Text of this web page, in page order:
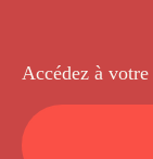
Accédez à votre